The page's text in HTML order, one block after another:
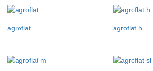
agroflat agroflat h